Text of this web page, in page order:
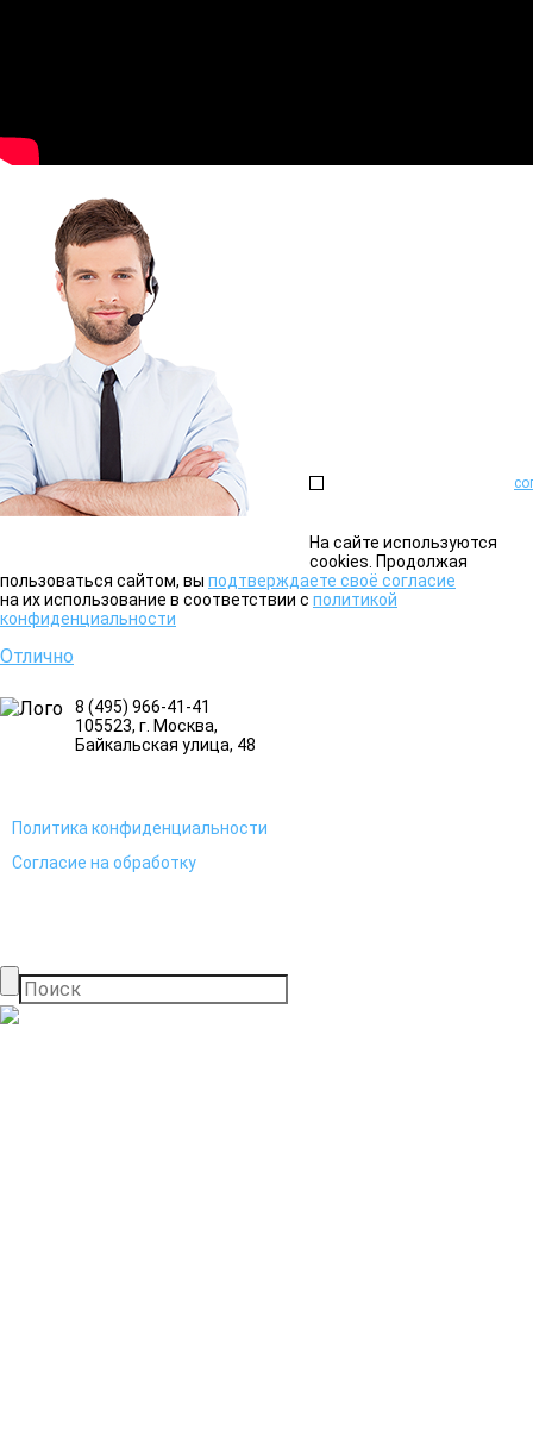
На сайте используются
cookies. Продолжая
пользоваться сайтом, вы подтверждаете своё согласие
на их использование в соответствии с политикой
конфиденциальности
Отлично
8 (495) 966-41-41
105523, г. Москва,
Байкальская улица, 48
Политика конфиденциальности
Согласие на обработку